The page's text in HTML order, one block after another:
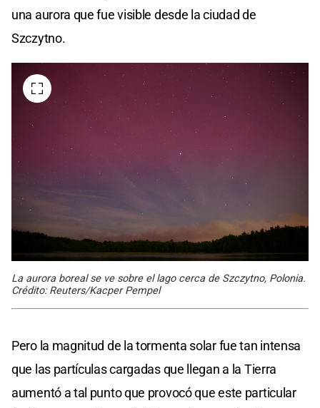
una aurora que fue visible desde la ciudad de
Szczytno.
La aurora boreal se ve sobre el lago cerca de Szczytno, Polonia.
Crédito: Reuters/Kacper Pempel
Pero la magnitud de la tormenta solar fue tan intensa
que las partículas cargadas que llegan a la Tierra
aumentó a tal punto que provocó que este particular